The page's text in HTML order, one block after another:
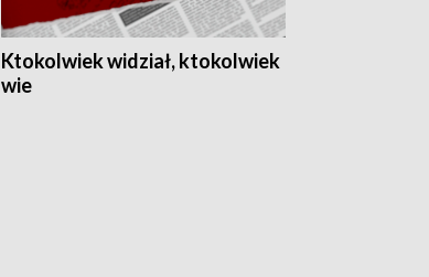
Ktokolwiek widział, ktokolwiek
wie